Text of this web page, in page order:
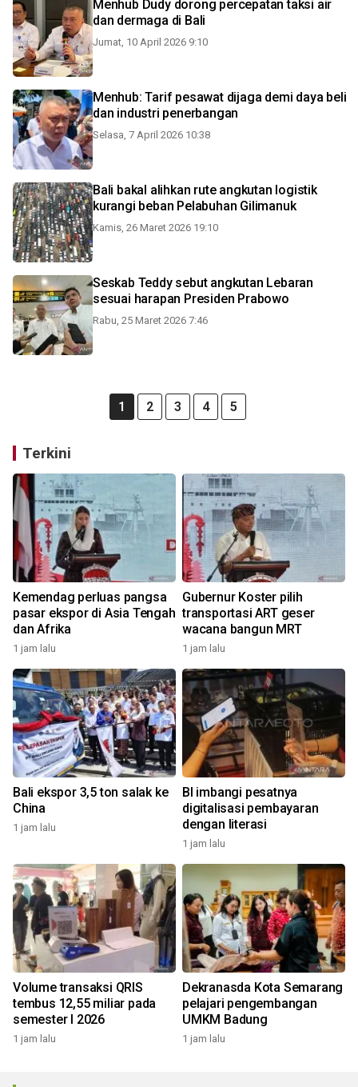
Menhub Dudy dorong percepatan taksi air
dan dermaga di Bali
Jumat, 10 April 2026 9:10
Menhub: Tarif pesawat dijaga demi daya beli
dan industri penerbangan
Selasa, 7 April 2026 10:38
Bali bakal alihkan rute angkutan logistik
kurangi beban Pelabuhan Gilimanuk
Kamis, 26 Maret 2026 19:10
Seskab Teddy sebut angkutan Lebaran
sesuai harapan Presiden Prabowo
Rabu, 25 Maret 2026 7:46
1 2 3 4 5
Terkini
Kemendag perluas pangsa
pasar ekspor di Asia Tengah
dan Afrika
1 jam lalu
Gubernur Koster pilih
transportasi ART geser
wacana bangun MRT
1 jam lalu
Bali ekspor 3,5 ton salak ke
China
1 jam lalu
BI imbangi pesatnya
digitalisasi pembayaran
dengan literasi
1 jam lalu
Volume transaksi QRIS
tembus 12,55 miliar pada
semester I 2026
1 jam lalu
Dekranasda Kota Semarang
pelajari pengembangan
UMKM Badung
1 jam lalu